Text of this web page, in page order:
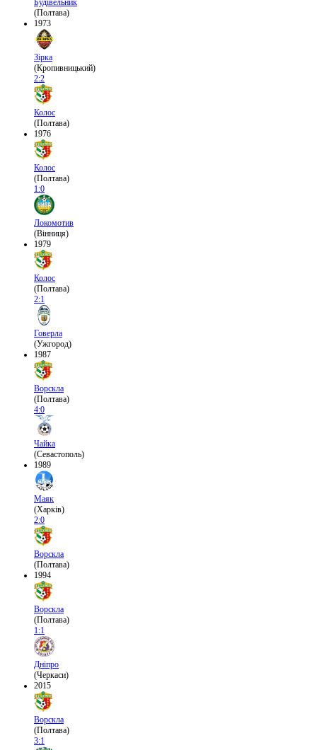
Будівельник
(Полтава)
1973
Зірка
(Кропивницький)
2:2
Колос
(Полтава)
1976
Колос
(Полтава)
1:0
Локомотив
(Вінниця)
1979
Колос
(Полтава)
2:1
Говерла
(Ужгород)
1987
Ворскла
(Полтава)
4:0
Чайка
(Севастополь)
1989
Маяк
(Харків)
2:0
Ворскла
(Полтава)
1994
Ворскла
(Полтава)
1:1
Дніпро
(Черкаси)
2015
Ворскла
(Полтава)
3:1